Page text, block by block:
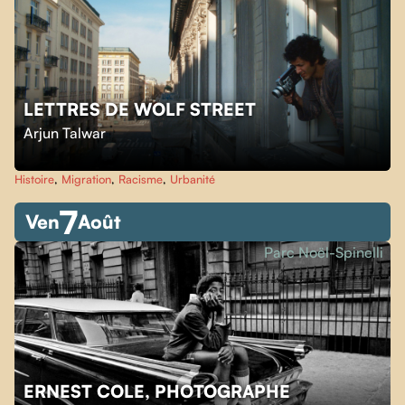
LETTRES DE WOLF STREET
Arjun Talwar
Histoire, Migration, Racisme, Urbanité
Ven7Août
ERNEST COLE, PHOTOGRAPHE
Parc Noël-Spinelli